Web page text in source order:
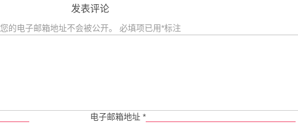
发表评论
您的电子邮箱地址不会被公开。 必填项已用*标注
电子邮箱地址 *